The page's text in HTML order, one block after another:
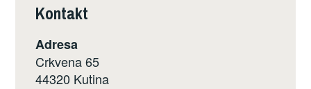
Kontakt
Adresa
Crkvena 65
44320 Kutina